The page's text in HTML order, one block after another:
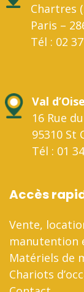
Chartres
Paris –
Tél : 02
Val d’Oise
16 Rue
95310 St
Tél : 01
Accès
Vente,
manutention
Matériels de
Chariots